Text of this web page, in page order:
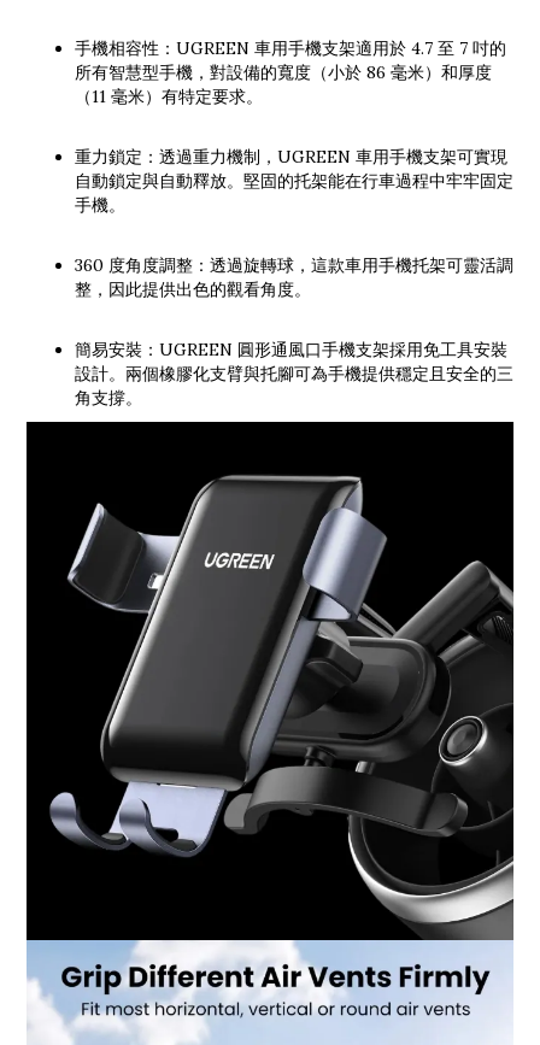
手機相容性：UGREEN 車用手機支架適用於 4.7 至 7 吋的
所有智慧型手機，對設備的寬度（小於 86 毫米）和厚度
（11 毫米）有特定要求。
重力鎖定：透過重力機制，UGREEN 車用手機支架可實現
自動鎖定與自動釋放。堅固的托架能在行車過程中牢牢固定
手機。
360 度角度調整：透過旋轉球，這款車用手機托架可靈活調
整，因此提供出色的觀看角度。
簡易安裝：UGREEN 圓形通風口手機支架採用免工具安裝
設計。兩個橡膠化支臂與托腳可為手機提供穩定且安全的三
角支撐。